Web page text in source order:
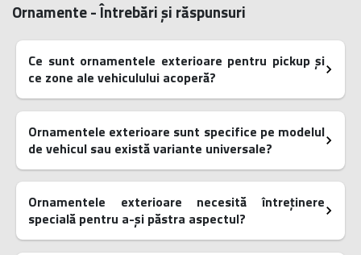
Ornamente - Întrebări și răspunsuri
Ce sunt ornamentele exterioare pentru pickup și
ce zone ale vehiculului acoperă?
Ornamentele exterioare sunt specifice pe modelul
de vehicul sau există variante universale?
Ornamentele exterioare necesită întreținere
specială pentru a-și păstra aspectul?